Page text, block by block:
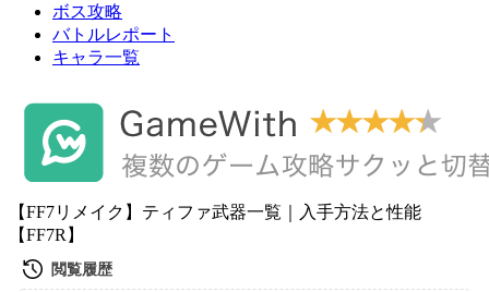
ボス攻略
バトルレポート
キャラ一覧
【FF7リメイク】ティファ武器一覧｜入手方法と性能
【FF7R】